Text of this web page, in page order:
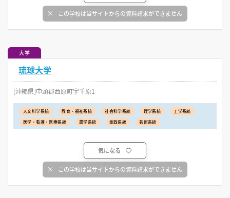
この学校は当サイトからの資料請求ができません
大学
琉球大学
[沖縄県]中頭郡西原町字千原1
人文科学系統 教育・福祉系統 社会科学系統 理学系統
工学系統
医学・看護・医療系統
農学系統 家政系統 芸術系統
気になる
この学校は当サイトからの資料請求ができません